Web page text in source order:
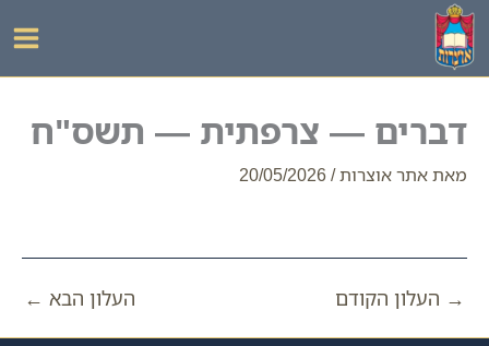
דילוג
לתוכן
דברים — צרפתית — תשס"ח
מאתאתר אוצרות/
20/05/2026
→ העלון הקודם העלון הבא ←